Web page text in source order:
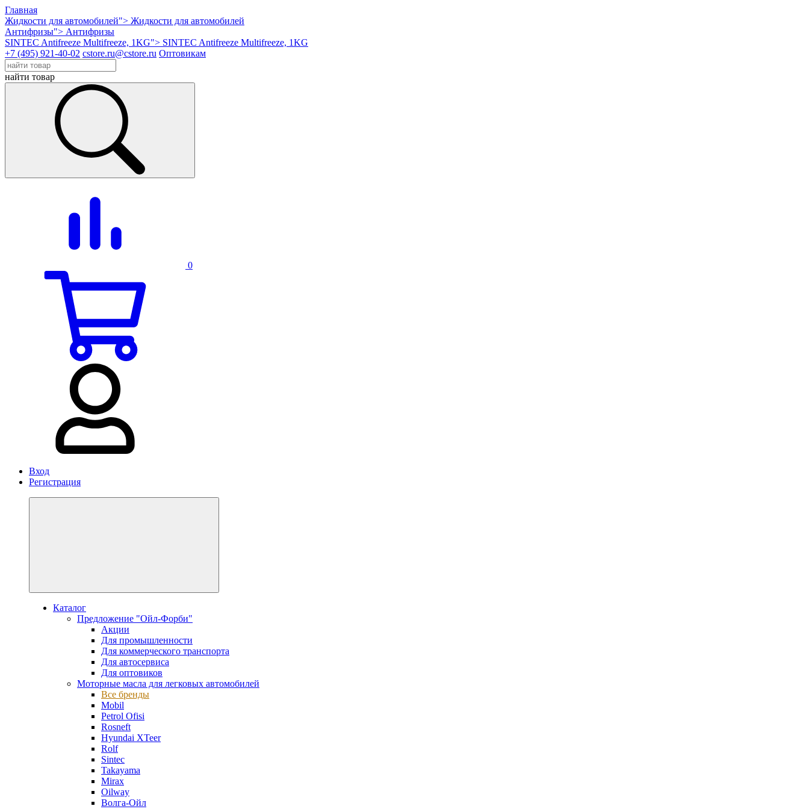
Главная
Жидкости для автомобилей"> Жидкости для автомобилей
Антифризы"> Антифризы
SINTEC Antifreeze Multifreeze, 1KG"> SINTEC Antifreeze Multifreeze, 1KG
+7 (495) 921-40-02 cstore.ru@cstore.ru Оптовикам
найти товар
0
Вход
Регистрация
Каталог
Предложение "Ойл-Форби"
Акции
Для промышленности
Для коммерческого транспорта
Для автосервиса
Для оптовиков
Моторные масла для легковых автомобилей
Все бренды
Mobil
Petrol Ofisi
Rosneft
Hyundai XTeer
Rolf
Sintec
Takayama
Mirax
Oilway
Волга-Ойл